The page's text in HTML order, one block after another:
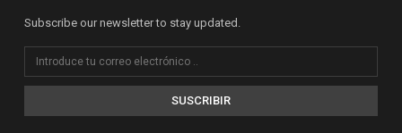
Subscribe our newsletter to stay updated.
SUSCRIBIR